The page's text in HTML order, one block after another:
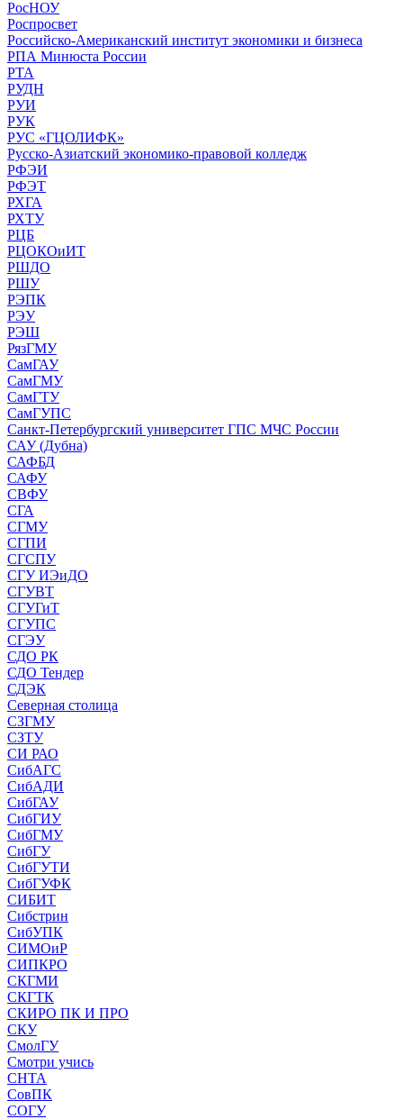
РосНОУ
Роспросвет
Российско-Американский институт экономики и бизнеса
РПА Минюста России
РТА
РУДН
РУИ
РУК
РУС «ГЦОЛИФК»
Русско-Азиатский экономико-правовой колледж
РФЭИ
РФЭТ
РХГА
РХТУ
РЦБ
РЦОКОиИТ
РШДО
РШУ
РЭПК
РЭУ
РЭШ
РязГМУ
СамГАУ
СамГМУ
СамГТУ
СамГУПС
Санкт-Петербургский университет ГПС МЧС России
САУ (Дубна)
САФБД
САФУ
СВФУ
СГА
СГМУ
СГПИ
СГСПУ
СГУ ИЭиДО
СГУВТ
СГУГиТ
СГУПС
СГЭУ
СДО РК
СДО Тендер
СДЭК
Северная столица
СЗГМУ
СЗТУ
СИ РАО
СибАГС
СибАДИ
СибГАУ
СибГИУ
СибГМУ
СибГУ
СибГУТИ
СибГУФК
СИБИТ
Сибстрин
СибУПК
СИМОиР
СИПКРО
СКГМИ
СКГТК
СКИРО ПК И ПРО
СКУ
СмолГУ
Смотри учись
СНТА
СовПК
СОГУ